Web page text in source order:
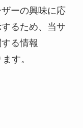
ーの興味に応
るため、当サ
る情報
す。